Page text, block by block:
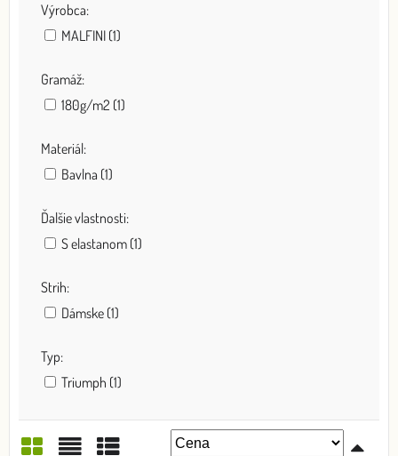
Výrobca:
MALFINI (1)
Gramáž:
180g/m2 (1)
Materiál:
Bavlna (1)
Ďalšie vlastnosti:
S elastanom (1)
Strih:
Dámske (1)
Typ:
Triumph (1)